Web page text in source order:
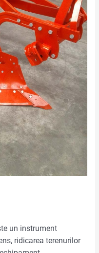
un instrument
ridicarea terenurilor